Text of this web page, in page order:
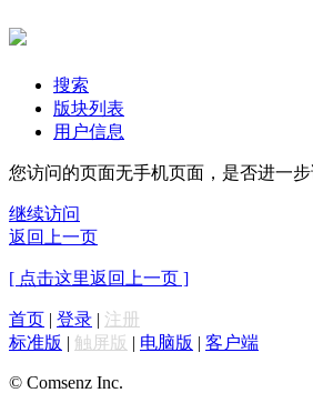
搜索
版块列表
用户信息
您访问的页面无手机页面，是否进一步
继续访问
返回上一页
[ 点击这里返回上一页 ]
首页 | 登录 | 注册
标准版 | 触屏版 | 电脑版 | 客户端
© Comsenz Inc.